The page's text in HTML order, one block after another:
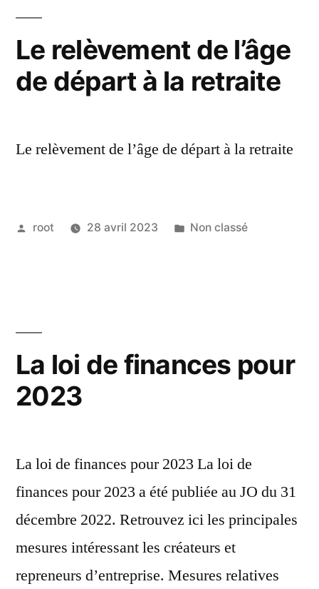
Le relèvement de l’âge
de départ à la retraite
Le relèvement de l’âge de départ à la retraite
root 28 avril 2023 Non classé
La loi de finances pour
2023
La loi de finances pour 2023 La loi de
finances pour 2023 a été publiée au JO du 31
décembre 2022. Retrouvez ici les principales
mesures intéressant les créateurs et
repreneurs d’entreprise. Mesures relatives